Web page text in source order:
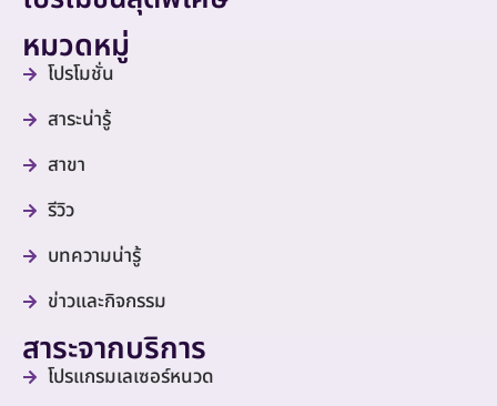
หมวดหมู่
โปรโมชั่น
สาระน่ารู้
สาขา
รีวิว
บทความน่ารู้
ข่าวและกิจกรรม
สาระจากบริการ
โปรแกรมเลเซอร์หนวด